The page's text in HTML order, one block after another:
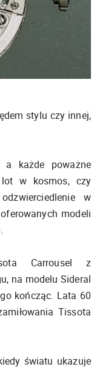
stylu czy innej,
a każde poważne
w kosmos, czy
w
modeli
Carrousel z
na modelu Sideral
kończąc. Lata 60
Tissota
światu ukazuje